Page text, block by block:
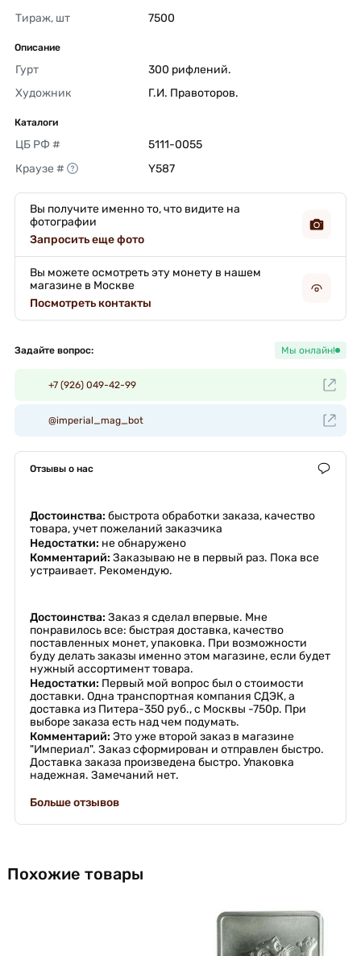
Тираж, шт
7500
Описание
Гурт
300 рифлений.
Художник
Г.И. Правоторов.
Каталоги
ЦБ РФ #
5111-0055
Краузе #
Y587
Вы получите именно то, что видите на
фотографии
Запросить еще фото
Вы можете осмотреть эту монету в нашем
магазине в Москве
Посмотреть контакты
Задайте вопрос: Мы онлайн!
+7 (926) 049-42-99
@imperial_mag_bot
Отзывы о нас
Достоинства: быстрота обработки заказа, качество
товара, учет пожеланий заказчика
Недостатки: не обнаружено
Комментарий: Заказываю не в первый раз. Пока все
устраивает. Рекомендую.
Достоинства: Заказ я сделал впервые. Мне
понравилось все: быстрая доставка, качество
поставленных монет, упаковка. При возможности
буду делать заказы именно этом магазине, если будет
нужный ассортимент товара.
Недостатки: Первый мой вопрос был о стоимости
доставки. Одна транспортная компания СДЭК, а
доставка из Питера-350 руб., с Москвы -750р. При
выборе заказа есть над чем подумать.
Комментарий: Это уже второй заказ в магазине
"Империал". Заказ сформирован и отправлен быстро.
Доставка заказа произведена быстро. Упаковка
надежная. Замечаний нет.
Больше отзывов
Похожие товары